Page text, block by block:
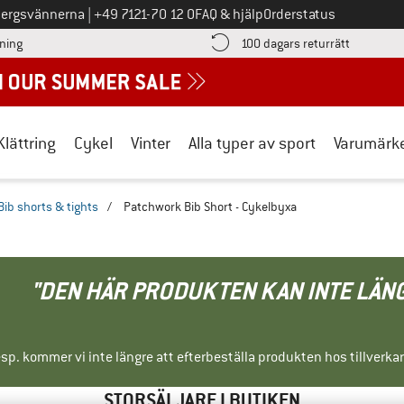
Ring oss på
+49 7121-70 12 0FAQ & hjälpOrderstatus
Hitta betalningsinformationen här! Öppnas i en inforuta
100 dagars returrätt Gå till
Cykel Vinter Alla typer av sport
shorts & tights / Patchwork Bib Short - Cykelbyxa
"DEN HÄR PRODUKTEN KAN INTE
kommer vi inte längre att efterbeställa produkten hos